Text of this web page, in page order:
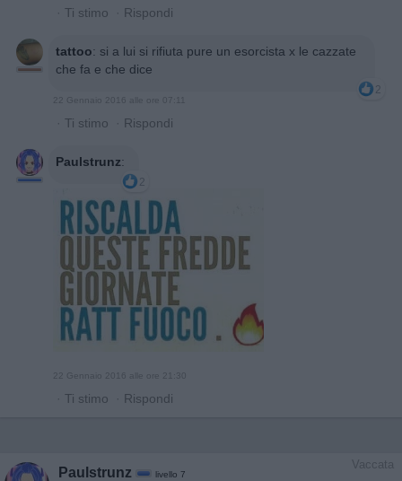
· Ti stimo · Rispondi
tattoo: si a lui si rifiuta pure un esorcista x le cazzate
che fa e che dice
2
22 Gennaio 2016 alle ore 07:11
· Ti stimo · Rispondi
Paulstrunz:
2
22 Gennaio 2016 alle ore 21:30
· Ti stimo · Rispondi
Vaccata
Paulstrunz livello 7